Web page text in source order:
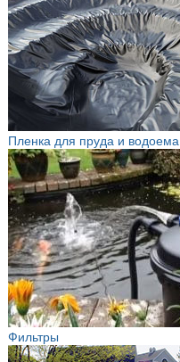
Пленка для пруда и водоема
Фильтры